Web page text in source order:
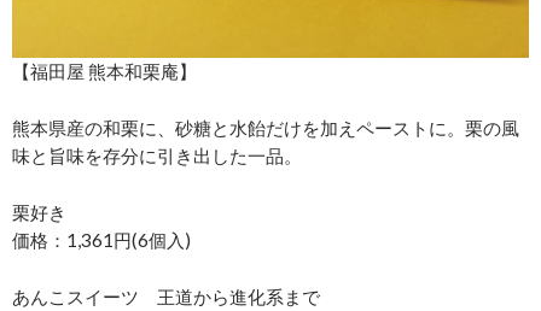
【福田屋 熊本和栗庵】
熊本県産の和栗に、砂糖と水飴だけを加えペーストに。栗の風
味と旨味を存分に引き出した一品。
栗好き
価格：1,361円(6個入)
あんこスイーツ 王道から進化系まで